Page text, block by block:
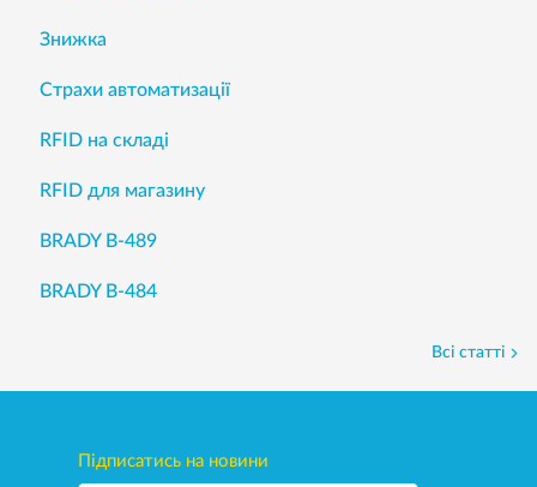
Знижка
Страхи автоматизації
RFID на складі
RFID для магазину
BRADY B-489
BRADY B-484
Всі статті
Підписатись на новини